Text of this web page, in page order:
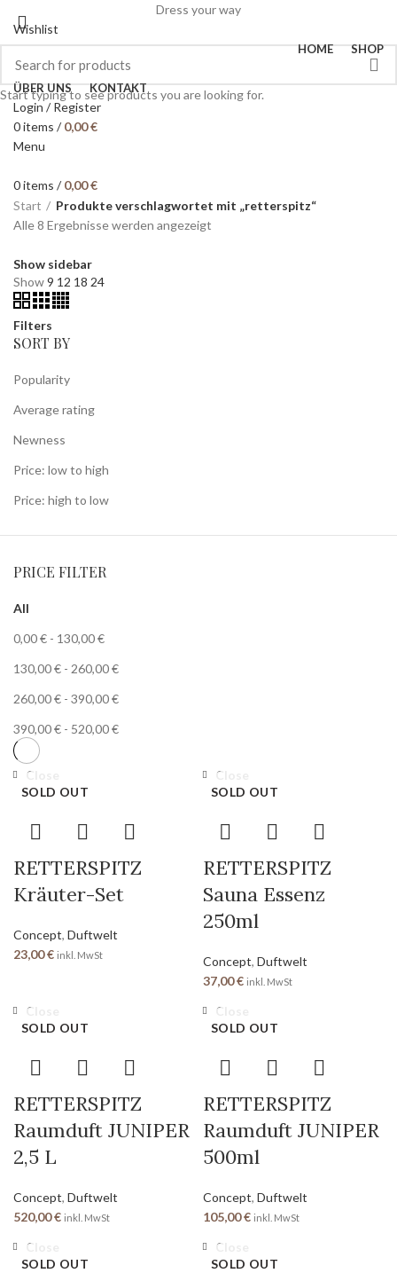
Dress your way
Wishlist
HOME SHOP
ÜBER UNS KONTAKT
Login / Register
0items / 0,00€
Menu
0items / 0,00€
Start
Produkte verschlagwortet mit „retterspitz“
Alle 8 Ergebnisse werden angezeigt
Show sidebar
Show9 12 18 24
Filters
SORT BY
Popularity
Average rating
Newness
Price: low to high
Price: high to low
PRICE FILTER
All
0,00€ - 130,00€
130,00€ - 260,00€
260,00€ - 390,00€
390,00€ - 520,00€
SOLD OUT
Close
RETTERSPITZ
Kräuter-Set
Concept, Duftwelt
23,00€ inkl. MwSt
SOLD OUT
Close
RETTERSPITZ
Sauna Essenz
250ml
Concept, Duftwelt
37,00€ inkl. MwSt
SOLD OUT
Close
RETTERSPITZ
Raumduft JUNIPER
2,5 L
Concept, Duftwelt
520,00€ inkl. MwSt
SOLD OUT
Close
RETTERSPITZ
Raumduft JUNIPER
500ml
Concept, Duftwelt
105,00€ inkl. MwSt
SOLD OUT
Close
SOLD OUT
Close
Start typing to see products you are looking for.